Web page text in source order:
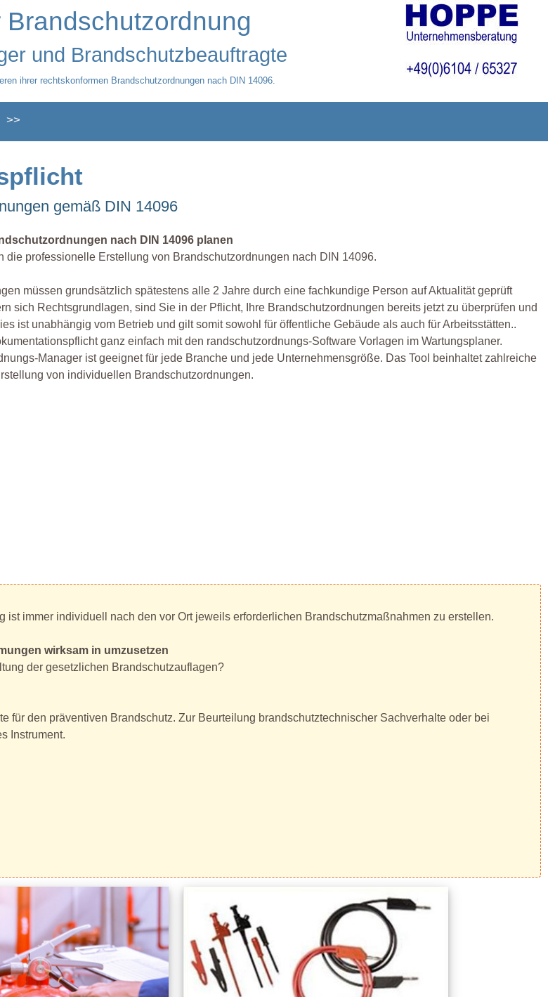
und Brandschutzbeauftragte
ihrer rechtskonformen Brandschutzordnungen nach DIN 14096.
>>
gemäß DIN 14096
nach DIN 14096 planen
die professionelle Erstellung von Brandschutzordnungen nach DIN 14096.
müssen grundsätzlich spätestens alle 2 Jahre durch eine fachkundige Person auf Aktualität geprüft
sich Rechtsgrundlagen, sind Sie in der Pflicht, Ihre Brandschutzordnungen bereits jetzt zu überprüfen und
ist unabhängig vom Betrieb und gilt somit sowohl für öffentliche Gebäude als auch für Arbeitsstätten..
ganz einfach mit den randschutzordnungs-Software Vorlagen im Wartungsplaner.
Manager ist geeignet für jede Branche und jede Unternehmensgröße. Das Tool beinhaltet zahlreiche
von individuellen Brandschutzordnungen.
immer individuell nach den vor Ort jeweils erforderlichen Brandschutzmaßnahmen zu erstellen.
wirksam in umzusetzen
der gesetzlichen Brandschutzauflagen?
für den präventiven Brandschutz. Zur Beurteilung brandschutztechnischer Sachverhalte oder bei
Instrument.